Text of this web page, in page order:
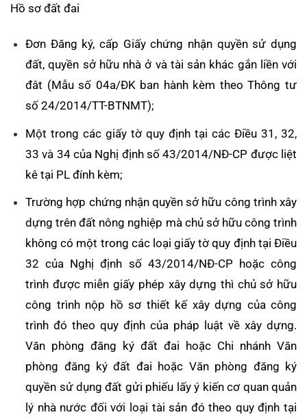
Hồ sơ đất đai
Đơn Đăng ký, cấp Giấy chứng nhận quyền sử dụng
đất, quyền sở hữu nhà ở và tài sản khác gắn liền với
đât (Mẫu số 04a/ĐK ban hành kèm theo Thông tư
số 24/2014/TT-BTNMT);
Một trong các giấy tờ quy định tại các Điều 31, 32,
33 và 34 của Nghị định số 43/2014/NĐ-CP được liệt
kê tại PL đính kèm;
Trường hợp chứng nhận quyền sở hữu công trình xây
dựng trên đất nông nghiệp mà chủ sở hữu công trình
không có một trong các loại giấy tờ quy định tại Điều
32 của Nghị định số 43/2014/NĐ-CP hoặc công
trình được miễn giấy phép xây dựng thì chủ sở hữu
công trình nộp hồ sơ thiết kế xây dựng của công
trình đó theo quy định của pháp luật về xây dựng.
Văn phòng đăng ký đất đai hoặc Chi nhánh Văn
phòng đăng ký đất đai hoặc Văn phòng đăng ký
quyền sử dụng đất gửi phiếu lấy ý kiến cơ quan quản
lý nhà nước đối với loại tài sản đó theo quy định tại